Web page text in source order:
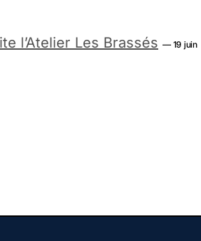
l’Atelier Les Brassés — 19 juin